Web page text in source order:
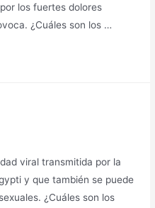
los fuertes dolores
¿Cuáles son los …
viral transmitida por la
y que también se puede
¿Cuáles son los